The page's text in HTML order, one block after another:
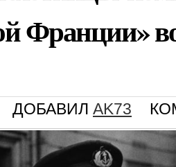
Франции»
ДОБАВИЛ AK73